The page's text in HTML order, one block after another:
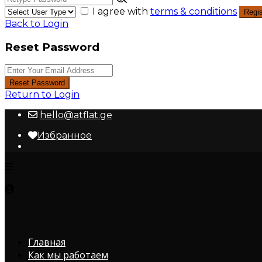
I agree with terms & conditions
Back to Login
Reset Password
Reset Password
Return to Login
hello@atflat.ge
Избранное
Главная
Как мы работаем